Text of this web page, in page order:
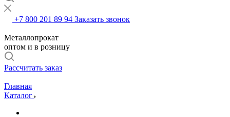
+7 800 201 89 94 Заказать звонок
Металлопрокат
оптом и в розницу
Рассчитать заказ
Главная
Каталог